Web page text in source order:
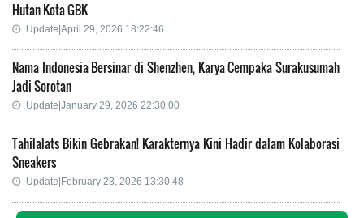
Hutan Kota GBK
Update|April 29, 2026 18:22:46
Nama Indonesia Bersinar di Shenzhen, Karya Cempaka Surakusumah
Jadi Sorotan
Update|January 29, 2026 22:30:00
Tahilalats Bikin Gebrakan! Karakternya Kini Hadir dalam Kolaborasi
Sneakers
Update|February 23, 2026 13:30:48